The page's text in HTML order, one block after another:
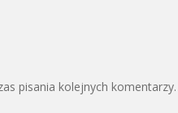
pisania kolejnych komentarzy.